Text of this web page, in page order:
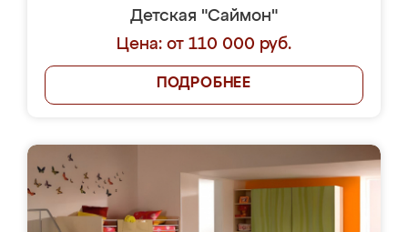
Детская "Саймон"
Цена: от 110 000 руб.
ПОДРОБНЕЕ